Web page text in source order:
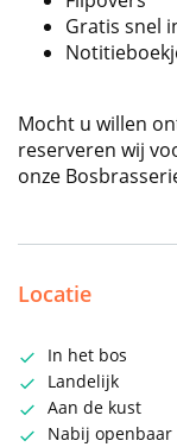
Gratis snel
Mocht u willen
reserveren wij
onze
Locatie
In het bos
Landelijk
Aan de kust
Nabij openbaar